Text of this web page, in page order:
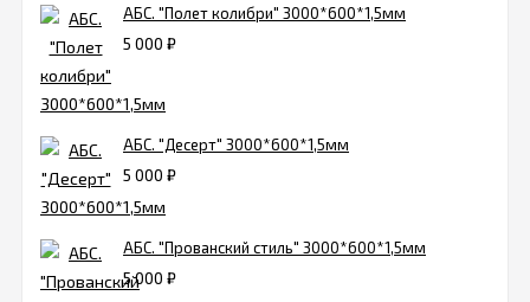
АБС. "Полет колибри" 3000*600*1,5мм
5 000 ₽
АБС. "Десерт" 3000*600*1,5мм
5 000 ₽
АБС. "Прованский стиль" 3000*600*1,5мм
5 000 ₽